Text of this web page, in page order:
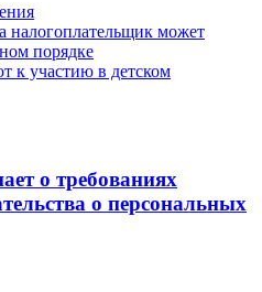
может
порядке
к участию в детском
о требованиях
о персональных